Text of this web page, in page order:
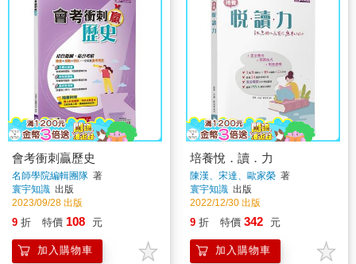
會考衝刺贏歷史
名師學院編輯團隊 著
寰宇知識 出版
2023/09/28 出版
9 折 特價 108 元
加入購物車
培養悅．讀．力
陳漢、宋達、歐家榮 著
寰宇知識 出版
2022/12/30 出版
9 折 特價 342 元
加入購物車